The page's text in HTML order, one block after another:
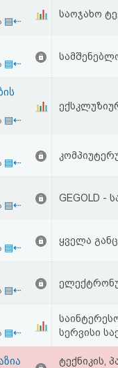
▤⇠
საოჯახო
▤⇠
▤⇠
▤⇠
▤⇠
GEGOLD -
▤⇠
ყველა
▤⇠
▤⇠
სერვისი
ტექნიკის,